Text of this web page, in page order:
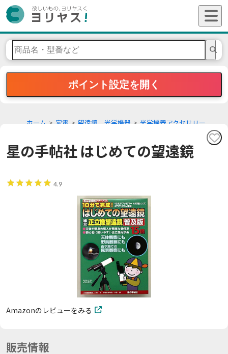
ポイント設定を開く
ホーム 家電 望遠鏡、光学機器 光学機器アクセサリー
星の手帖社 はじめての望遠鏡
4.9
Amazonのレビューをみる
販売情報